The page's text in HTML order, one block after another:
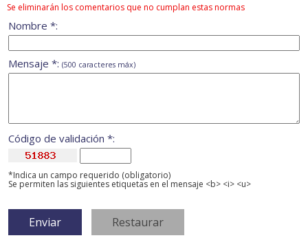
Se eliminarán los comentarios que no cumplan estas normas
Nombre *:
Mensaje *: (500 caracteres máx)
Código de validación *:
*Indica un campo requerido (obligatorio)
Se permiten las siguientes etiquetas en el mensaje <b> <i> <u>